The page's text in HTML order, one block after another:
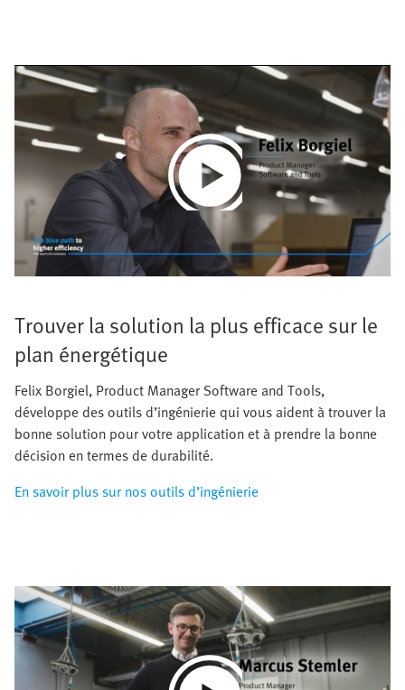
Play
Video
Trouver la solution la plus efficace sur le
plan énergétique
Felix Borgiel, Product Manager Software and Tools,
développe des outils d’ingénierie qui vous aident à trouver la
bonne solution pour votre application et à prendre la bonne
décision en termes de durabilité.
En savoir plus sur nos outils d’ingénierie